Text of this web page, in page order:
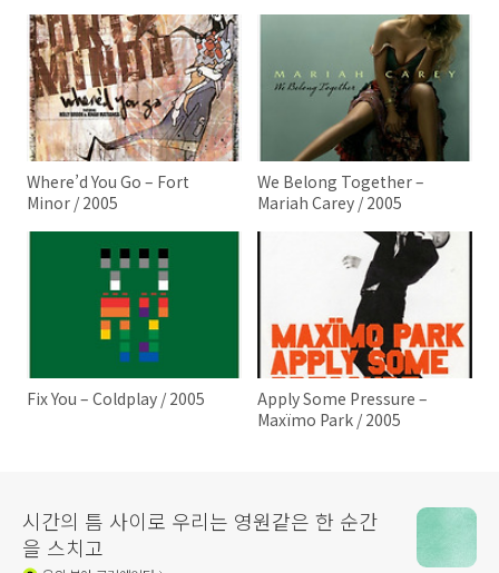
Where’d You Go – Fort
Minor / 2005
We Belong Together –
Mariah Carey / 2005
Fix You – Coldplay / 2005
Apply Some Pressure –
Maxïmo Park / 2005
시간의 틈 사이로 우리는 영원같은 한 순간
을 스치고